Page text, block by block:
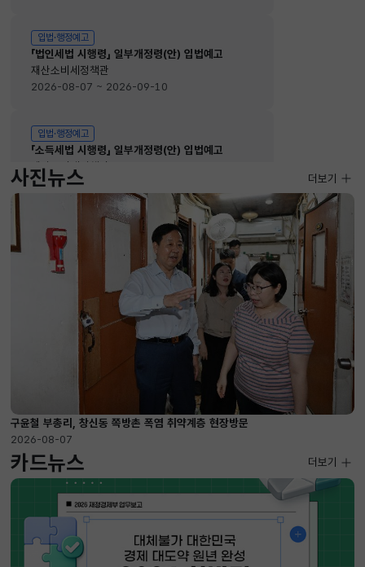
입법·행정예고
「법인세법 시행령」 일부개정령(안) 입법예고
재산소비세정책관
2026-08-07 ~ 2026-09-10
입법·행정예고
「소득세법 시행령」 일부개정령(안) 입법예고
재산소비세정책관
2026-08-07 ~ 2026-09-10
사진뉴스
구윤철 부총리, 창신동 쪽방촌 폭염 취약계층 현장방문
2026-08-07
사진뉴스
더보기
카드뉴스 더보기